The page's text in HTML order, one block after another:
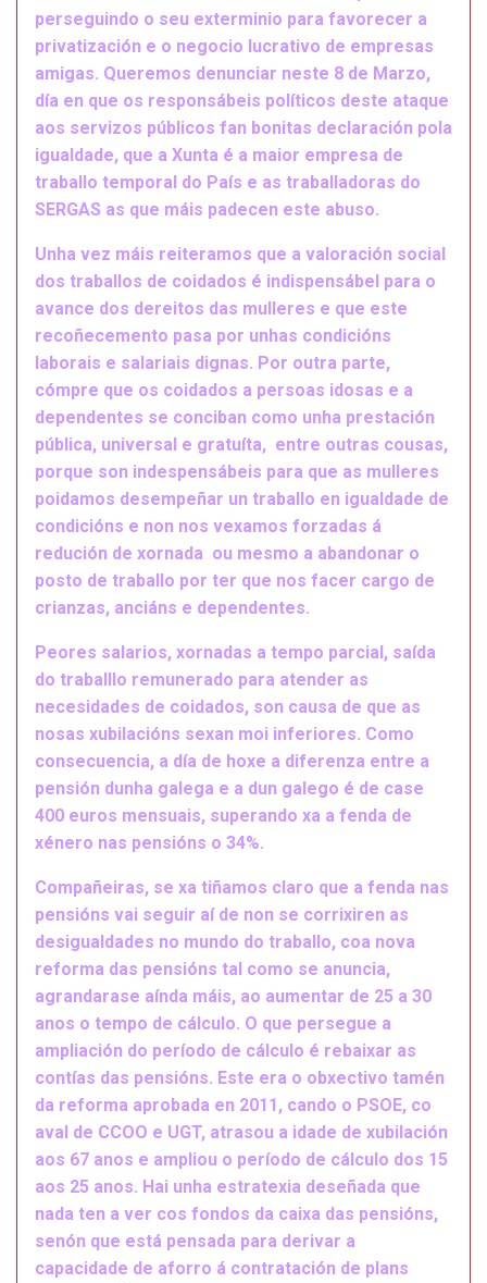
perseguindo o seu exterminio para favorecer a
privatización e o negocio lucrativo de empresas
amigas. Queremos denunciar neste 8 de Marzo,
día en que os responsábeis políticos deste ataque
aos servizos públicos fan bonitas declaración pola
igualdade, que a Xunta é a maior empresa de
traballo temporal do País e as traballadoras do
SERGAS as que máis padecen este abuso.
Unha vez máis reiteramos que a valoración social
dos traballos de coidados é indispensábel para o
avance dos dereitos das mulleres e que este
recoñecemento pasa por unhas condicións
laborais e salariais dignas. Por outra parte,
cómpre que os coidados a persoas idosas e a
dependentes se conciban como unha prestación
pública, universal e gratuíta, entre outras cousas,
porque son indespensábeis para que as mulleres
poidamos desempeñar un traballo en igualdade de
condicións e non nos vexamos forzadas á
redución de xornada ou mesmo a abandonar o
posto de traballo por ter que nos facer cargo de
crianzas, anciáns e dependentes.
Peores salarios, xornadas a tempo parcial, saída
do traballlo remunerado para atender as
necesidades de coidados, son causa de que as
nosas xubilacións sexan moi inferiores. Como
consecuencia, a día de hoxe a diferenza entre a
pensión dunha galega e a dun galego é de case
400 euros mensuais, superando xa a fenda de
xénero nas pensións o 34%.
Compañeiras, se xa tiñamos claro que a fenda nas
pensións vai seguir aí de non se corrixiren as
desigualdades no mundo do traballo, coa nova
reforma das pensións tal como se anuncia,
agrandarase aínda máis, ao aumentar de 25 a 30
anos o tempo de cálculo. O que persegue a
ampliación do período de cálculo é rebaixar as
contías das pensións. Este era o obxectivo tamén
da reforma aprobada en 2011, cando o PSOE, co
aval de CCOO e UGT, atrasou a idade de xubilación
aos 67 anos e ampliou o período de cálculo dos 15
aos 25 anos. Hai unha estratexia deseñada que
nada ten a ver cos fondos da caixa das pensións,
senón que está pensada para derivar a
capacidade de aforro á contratación de plans